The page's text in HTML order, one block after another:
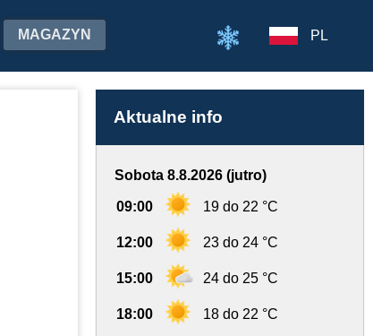
MAGAZYN PL
Aktualne info
Sobota 8.8.2026 (jutro)
09:00 19 do 22 °C
12:00 23 do 24 °C
15:00 24 do 25 °C
18:00 18 do 22 °C